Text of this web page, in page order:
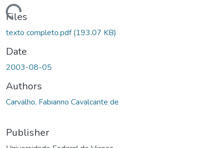
Files
texto completo.pdf(193.07 KB)
Date
2003-08-05
Authors
Carvalho, Fabianno Cavalcante de
Publisher